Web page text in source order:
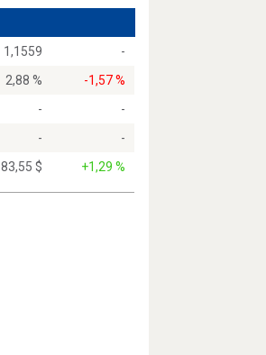
1,1559
-
2,88 %
-1,57 %
-
-
-
-
83,55 $ +1,29 %